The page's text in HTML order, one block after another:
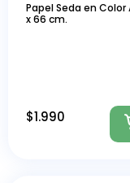
Papel Seda en Color
x 66 cm.
$1.990